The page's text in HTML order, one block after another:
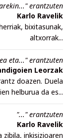
erantzuten
Karlo Ravelik
bixitasunak,
altxorrak...
eta..." erantzuten
Leorzak
doazen. Duela
helburua da es...
"..." erantzuten
Karlo Ravelik
inkisizioaren